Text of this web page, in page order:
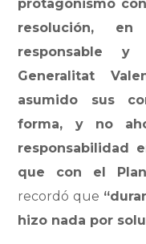
protagonismo
resolución,
responsable
Generalitat
asumido sus
forma, y no
responsabilidad
que con el Plan
recordó que
hizo nada por